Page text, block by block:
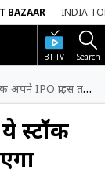
BAZAAR INDIA
BT TV Search
प्राइस तक गिर जाएगा
स्टॉक